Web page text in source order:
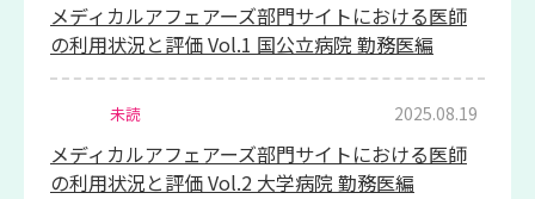
メディカルアフェアーズ部門サイトにおける医師
の利用状況と評価 Vol.1 国公立病院 勤務医編
未読
メディカルアフェアーズ部門サイトにおける医師
の利用状況と評価 Vol.2 大学病院 勤務医編
2025.08.19